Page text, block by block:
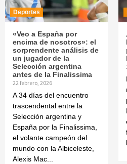
Deportes
«Veo a España por
encima de nosotros»: el
sorprendente análisis de
un jugador de la
Selección argentina
antes de la Finalissima
22 febrero, 2026
A 34 días del encuentro
trascendental entre la
Selección argentina y
España por la Finalissima,
el volante campeón del
mundo con la Albiceleste,
Alexis Mac...